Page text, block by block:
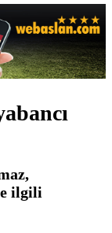
ilgili